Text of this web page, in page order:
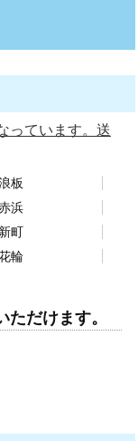
っています。送
板
浜
新町
輪
だけます。